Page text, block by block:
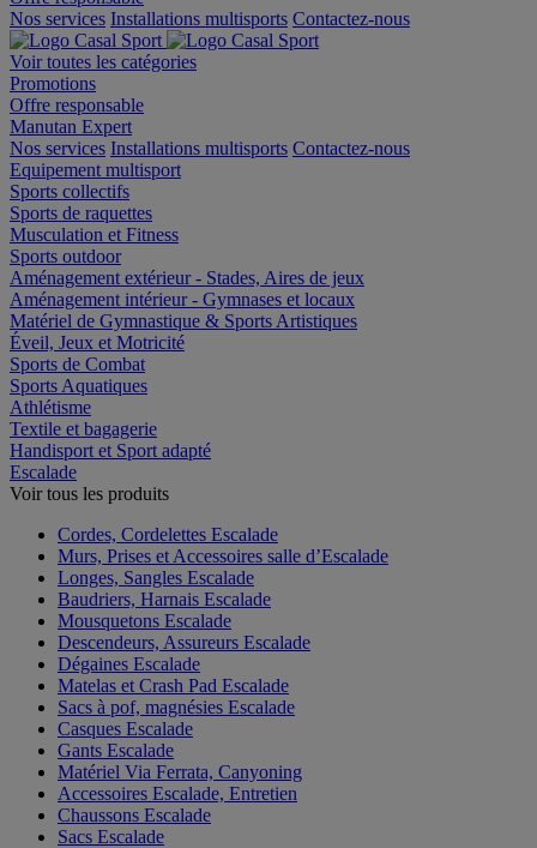
Nos services Installations multisports Contactez-nous
Voir toutes les catégories
Promotions
Offre responsable
Manutan Expert
Nos services Installations multisports Contactez-nous
Equipement multisport
Sports collectifs
Sports de raquettes
Musculation et Fitness
Sports outdoor
Aménagement extérieur - Stades, Aires de jeux
Aménagement intérieur - Gymnases et locaux
Matériel de Gymnastique & Sports Artistiques
Éveil, Jeux et Motricité
Sports de Combat
Sports Aquatiques
Athlétisme
Textile et bagagerie
Handisport et Sport adapté
Escalade
Voir tous les produits
Cordes, Cordelettes Escalade
Murs, Prises et Accessoires salle d’Escalade
Longes, Sangles Escalade
Baudriers, Harnais Escalade
Mousquetons Escalade
Descendeurs, Assureurs Escalade
Dégaines Escalade
Matelas et Crash Pad Escalade
Sacs à pof, magnésies Escalade
Casques Escalade
Gants Escalade
Matériel Via Ferrata, Canyoning
Accessoires Escalade, Entretien
Chaussons Escalade
Sacs Escalade